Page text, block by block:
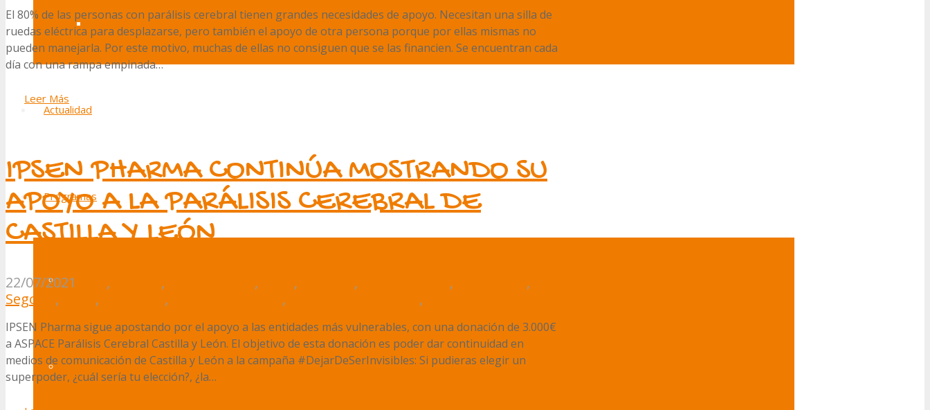
Canal de denuncias
Actualidad
Programas
Ocio y voluntariado
Formación
El 80% de las personas con parálisis cerebral tienen grandes necesidades de apoyo. Necesitan una silla de
ruedas eléctrica para desplazarse, pero también el apoyo de otra persona porque por ellas mismas no
pueden manejarla. Por este motivo, muchas de ellas no consiguen que se las financien. Se encuentran cada
día con una rampa empinada…
Leer Más
IPSEN PHARMA CONTINÚA MOSTRANDO SU
APOYO A LA PARÁLISIS CEREBRAL DE
CASTILLA Y LEÓN
22/07/2021 , , , , , ,
,
Segovia , , , , ,
IPSEN Pharma sigue apostando por el apoyo a las entidades más vulnerables, con una donación de 3.000€
a ASPACE Parálisis Cerebral Castilla y León. El objetivo de esta donación es poder dar continuidad en
medios de comunicación de Castilla y León a la campaña #DejarDeSerInvisibles: Si pudieras elegir un
superpoder, ¿cuál sería tu elección?, ¿la…